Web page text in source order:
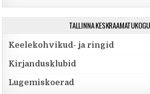
TALLINNA
Keelekohvikud- ja ringid
Kirjandusklubid
Lugemiskoerad